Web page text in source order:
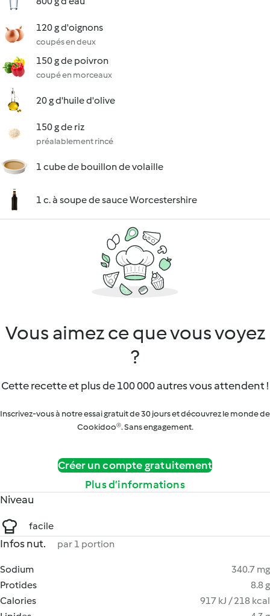
120 g d'oignons
coupés en deux
150 g de poivron
coupé en morceaux
20 g d'huile d'olive
150 g de riz
préalablement rincé
1 cube de bouillon de volaille
1 c. à soupe de sauce Worcestershire
Vous aimez ce que vous voyez
?
Cette recette et plus de 100 000 autres vous attendent !
Inscrivez-vous à notre essai gratuit de 30 jours et découvrez le monde de
Cookidoo®. Sans engagement.
Créer un compte gratuitement
Plus d’informations
Niveau
facile
Infos nut. par 1 portion
Sodium
340.7 mg
Protides
8.8 g
Calories
917 kJ / 218 kcal